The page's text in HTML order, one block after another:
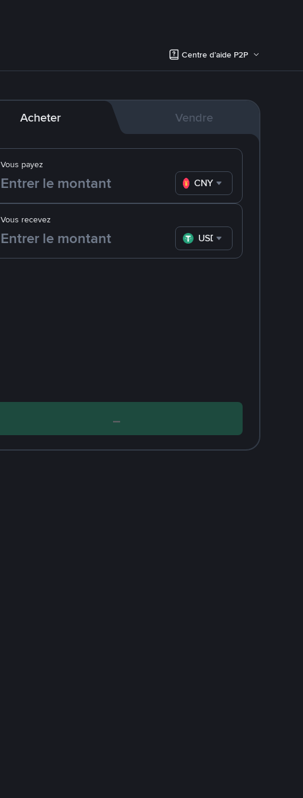
Centre d’aide P2P
Acheter Vendre
Vous payez
CNY
Vous recevez
USDT